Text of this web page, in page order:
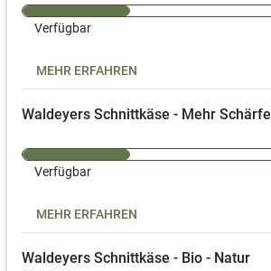
Verfügbar
MEHR ERFAHREN
Waldeyers Schnittkäse - Mehr Schärfe
Verfügbar
MEHR ERFAHREN
Waldeyers Schnittkäse - Bio - Natur